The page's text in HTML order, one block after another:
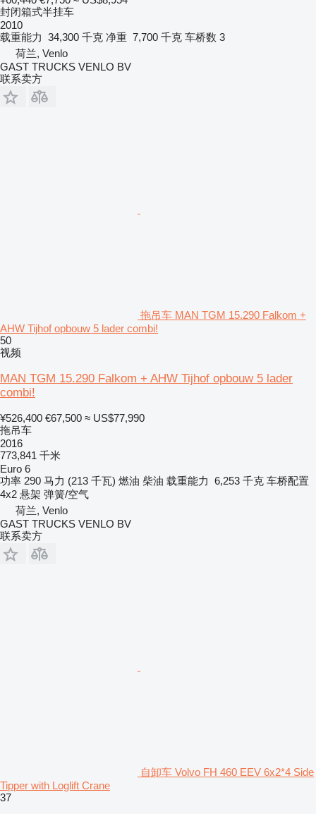
封闭箱式半挂车
2010
载重能力 34,300 千克 净重 7,700 千克 车桥数 3
荷兰, Venlo
GAST TRUCKS VENLO BV
联系卖方
拖吊车 MAN TGM 15.290 Falkom +
AHW Tijhof opbouw 5 lader combi!
50
视频
MAN TGM 15.290 Falkom + AHW Tijhof opbouw 5 lader
combi!
¥526,400 €67,500 ≈ US$77,990
拖吊车
2016
773,841 千米
Euro 6
功率 290 马力 (213 千瓦) 燃油 柴油 载重能力 6,253 千克 车桥配置
4x2 悬架 弹簧/空气
荷兰, Venlo
GAST TRUCKS VENLO BV
联系卖方
自卸车 Volvo FH 460 EEV 6x2*4 Side
Tipper with Loglift Crane
37